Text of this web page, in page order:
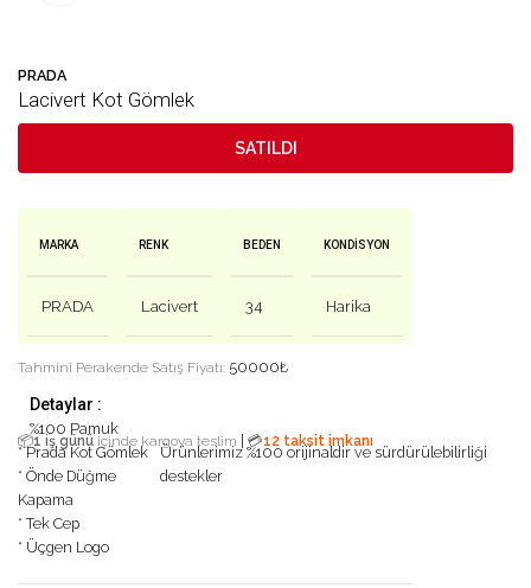
PRADA
Lacivert Kot Gömlek
SATILDI
MARKA
PRADA
RENK
Lacivert
BEDEN
34
KONDISYON
Harika
Tahmini Perakende Satış Fiyatı: 50000₺
Detaylar :
%100 Pamuk
📦1 iş günü içinde kargoya teslim 💳12 taksit imkanı
* Prada Kot Gömlek
* Önde Düğme
Kapama
* Tek Cep
* Üçgen Logo
Ürünlerimiz %100 orijinaldir ve sürdürülebilirliği
destekler